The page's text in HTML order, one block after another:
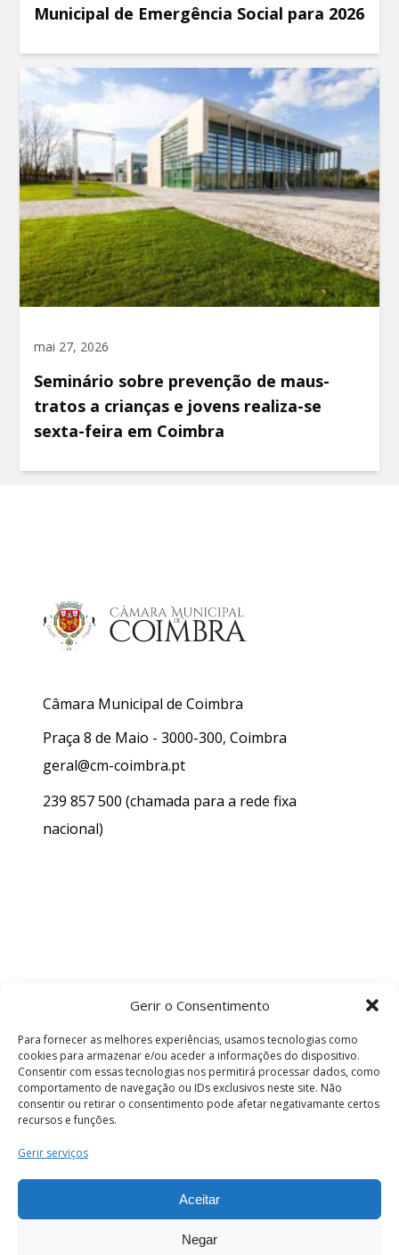
Gerir o Consentimento
Para fornecer as melhores experiências, usamos tecnologias como
cookies para armazenar e/ou aceder a informações do dispositivo.
Consentir com essas tecnologias nos permitirá processar dados, como
comportamento de navegação ou IDs exclusivos neste site. Não
consentir ou retirar o consentimento pode afetar negativamante certos
recursos e funções.
Gerir serviços
Aceitar
Negar
Municipal de Emergência Social para 2026
mai 27, 2026
Seminário sobre prevenção de maus-
tratos a crianças e jovens realiza-se
sexta-feira em Coimbra
Câmara Municipal de Coimbra
Praça 8 de Maio - 3000-300, Coimbra
geral@cm-coimbra.pt
239 857 500 (chamada para a rede fixa
nacional)
Termos e Condições
os direitos reservados.